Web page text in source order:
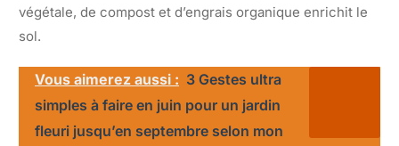
végétale, de compost et d’engrais organique enrichit le
sol.
Vous aimerez aussi : 3 Gestes ultra
simples à faire en juin pour un jardin
fleuri jusqu’en septembre selon mon